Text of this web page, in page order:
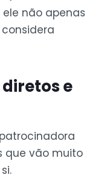
não apenas
e
que vão muito